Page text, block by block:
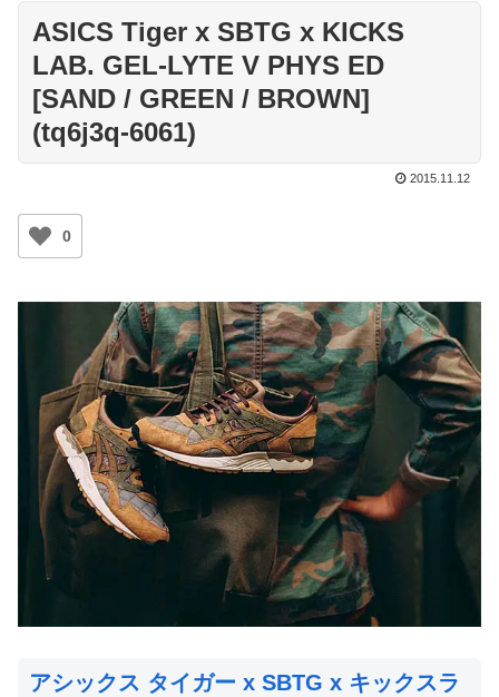
ASICS Tiger x SBTG x KICKS
LAB. GEL-LYTE V PHYS ED
[SAND / GREEN / BROWN]
(tq6j3q-6061)
2015.11.12
0
アシックス タイガー x SBTG x キックスラ